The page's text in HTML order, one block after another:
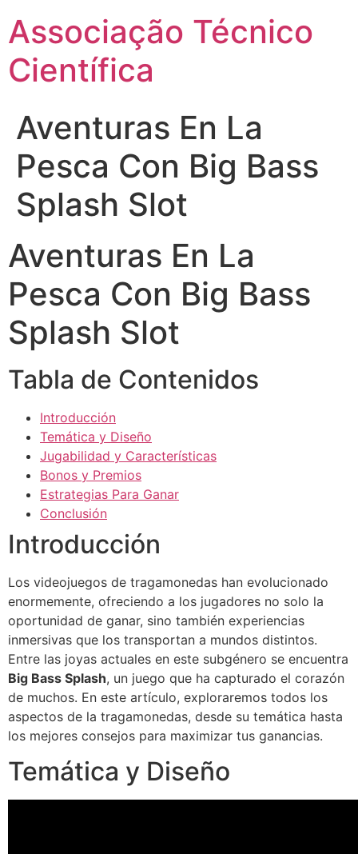
para
conteúdo
Associação Técnico
Científica
Aventuras En La
Pesca Con Big Bass
Splash Slot
Aventuras En La
Pesca Con Big Bass
Splash Slot
Tabla de Contenidos
Introducción
Temática y Diseño
Jugabilidad y Características
Bonos y Premios
Estrategias Para Ganar
Conclusión
Introducción
Los videojuegos de tragamonedas han evolucionado
enormemente, ofreciendo a los jugadores no solo la
oportunidad de ganar, sino también experiencias
inmersivas que los transportan a mundos distintos.
Entre las joyas actuales en este subgénero se encuentra
Big Bass Splash, un juego que ha capturado el corazón
de muchos. En este artículo, exploraremos todos los
aspectos de la tragamonedas, desde su temática hasta
los mejores consejos para maximizar tus ganancias.
Temática y Diseño